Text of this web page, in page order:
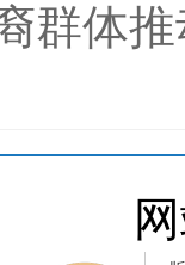
群体